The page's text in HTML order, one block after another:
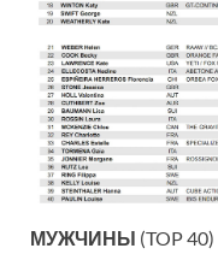
МУЖЧИНЫ (TOP 40)